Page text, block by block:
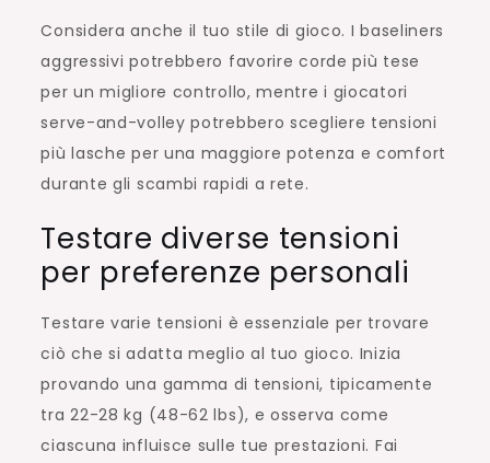
Considera anche il tuo stile di gioco. I baseliners
aggressivi potrebbero favorire corde più tese
per un migliore controllo, mentre i giocatori
serve-and-volley potrebbero scegliere tensioni
più lasche per una maggiore potenza e comfort
durante gli scambi rapidi a rete.
Testare diverse tensioni
per preferenze personali
Testare varie tensioni è essenziale per trovare
ciò che si adatta meglio al tuo gioco. Inizia
provando una gamma di tensioni, tipicamente
tra 22-28 kg (48-62 lbs), e osserva come
ciascuna influisce sulle tue prestazioni. Fai